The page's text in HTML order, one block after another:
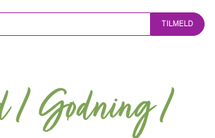
TILMELD
/ Gødning /